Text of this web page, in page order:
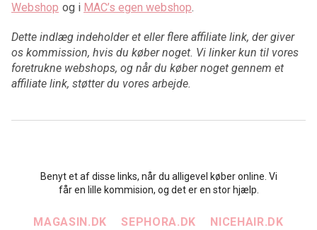
Webshop og i MAC’s egen webshop.
Dette indlæg indeholder et eller flere affiliate link, der giver
os kommission, hvis du køber noget. Vi linker kun til vores
foretrukne webshops, og når du køber noget gennem et
affiliate link, støtter du vores arbejde.
Benyt et af disse links, når du alligevel køber online. Vi
får en lille kommision, og det er en stor hjælp.
MAGASIN.DK SEPHORA.DK
NICEHAIR.DK